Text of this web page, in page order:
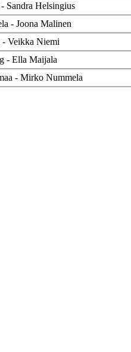
Sandra Helsingius
- Joona Malinen
Veikka Niemi
- Ella Maijala
- Mirko Nummela